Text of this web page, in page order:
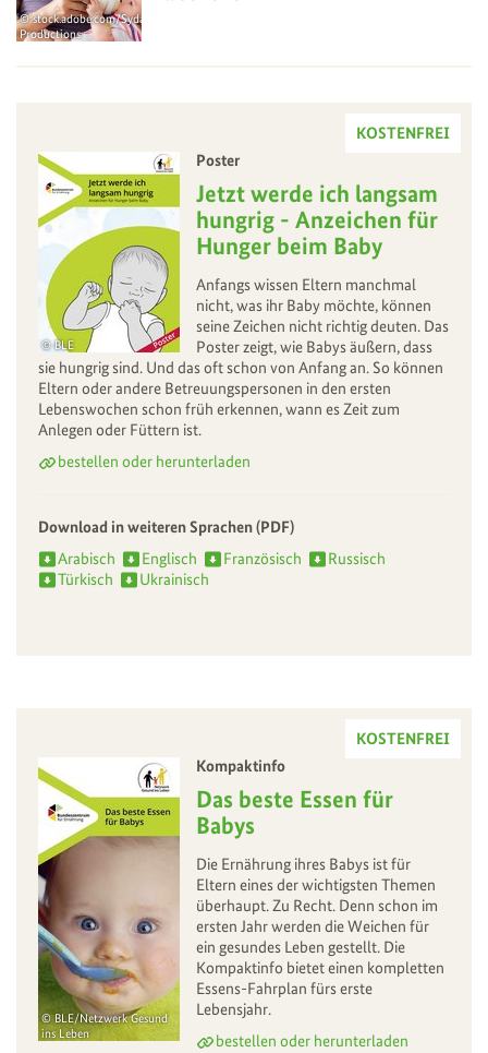
stock.adobe.com/Syda
Productions
BLE
KOSTENFREI
Poster
–
Jetzt werde ich langsam
hungrig - Anzeichen für
Hunger beim Baby
Anfangs wissen Eltern manchmal
nicht, was ihr Baby möchte, können
seine Zeichen nicht richtig deuten. Das
Poster zeigt, wie Babys äußern, dass
sie hungrig sind. Und das oft schon von Anfang an. So können
Eltern oder andere Betreuungspersonen in den ersten
Lebenswochen schon früh erkennen, wann es Zeit zum
Anlegen oder Füttern ist.
bestellen oder herunterladen
Download in weiteren Sprachen (PDF)
Arabisch
Englisch Französisch
Russisch
Türkisch
Ukrainisch
BLE/Netzwerk Gesund
ins Leben
KOSTENFREI
Kompaktinfo
–
Das beste Essen für
Babys
Die Ernährung ihres Babys ist für
Eltern eines der wichtigsten Themen
überhaupt. Zu Recht. Denn schon im
ersten Jahr werden die Weichen für
ein gesundes Leben gestellt. Die
Kompaktinfo bietet einen kompletten
Essens-Fahrplan fürs erste
Lebensjahr.
bestellen oder herunterladen